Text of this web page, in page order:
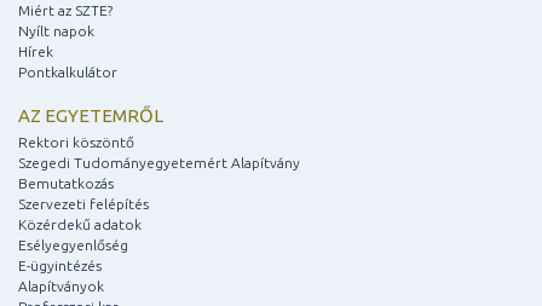
Miért az SZTE?
Nyílt napok
Hírek
Pontkalkulátor
AZ EGYETEMRŐL
Rektori köszöntő
Szegedi Tudományegyetemért Alapítvány
Bemutatkozás
Szervezeti felépítés
Közérdekű adatok
Esélyegyenlőség
E-ügyintézés
Alapítványok